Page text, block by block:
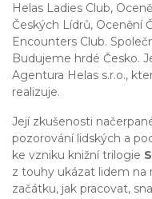
Helas Ladies Club,
Českých Lídrů, Ocenění
Encounters Club.
Budujeme hrdé Česko.
Agentura Helas s.r.o.,
realizuje.
Její zkušenosti
pozorování lidských a
ke vzniku knižní trilogie
z touhy ukázat lidem na
začátku, jak pracovat,